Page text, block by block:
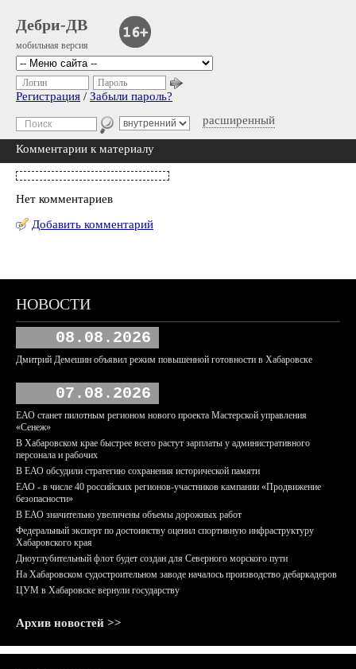
Дебри-ДВ
мобильная версия
расширенный
Логин Пароль
Регистрация / Забыли пароль?
Комментарии к материалу
Нет комментариев
Добавить комментарий
НОВОСТИ
08.08.2026
Дмитрий Демешин объявил режим повышенной готовности в Хабаровске
07.08.2026
ЕАО станет пилотным регионом нового проекта Мастерской управления
«Сенеж»
В Хабаровском крае быстрее всего растут зарплаты у административного
персонала и рабочих
В ЕАО обсудили стратегию сохранения исторической памяти
ЕАО - в числе 40 российских регионов-участников кампании «Продвижение
безопасности»
В ЕАО значительно увеличены объемы дорожных работ
Федеральный эксперт по достоинству оценил спортивную инфраструктуру
Хабаровского края
Дноуглубительный флот будет создан для Северного морского пути
На Хабаровском судостроительном заводе началось производство дебаркадеров
ЦУМ в Хабаровске вернули государству
Архив новостей >>